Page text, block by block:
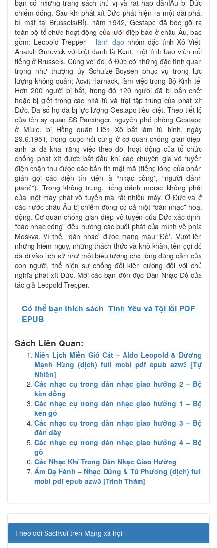
bạn có những trang sách thú vị và rất hấp dẫn!Âu bị Đức
chiếm đóng. Sau khi phát xít Đức phát hiện ra một đài phát
bí mật tại Brussels(Bỉ), năm 1942, Gestapo đã bóc gỡ ra
toàn bộ tổ chức hoạt động của lưới điệp báo ở châu Âu, bao
gồm: Leopold Trepper – lãnh đạo nhóm đặc tình Xô Viết,
Anatoli Gurevick với biệt danh là Kent, một tình báo viên nổi
tiếng ở Brussels. Cùng với đó, ở Đức có những đặc tình quan
trọng như thượng úy Schulze-Boysen phục vụ trong lực
lượng không quân; Acvit Harnack, làm việc trong Bộ Kinh tế.
Hơn 200 người bị bắt, trong đó 120 người đã bị bắn chết
hoặc bị giết trong các nhà tù và trại tập trung của phát xít
Đức. Đa số họ đã bị lực lượng Gestapo tiêu diệt. Theo tiết lộ
của tên sỹ quan SS Panxinger, nguyên phó phòng Gestapo
ở Miule, bị Hồng quân Liên Xô bắt làm tù binh, ngày
29.6.1951, trong cuộc hỏi cung ở cơ quan chống gián điệp,
anh ta đã khai rằng việc theo dõi hoạt động của tổ chức
chống phát xít được bắt đầu khi các chuyên gia vô tuyến
điện chặn thu được các bản tin mật mã (tiếng lóng của phản
gián gọi các điện tín viên là “nhạc công”, “người đánh
pianô”). Trong không trung, tiếng đánh morse không phải
của một máy phát vô tuyến mà rất nhiều máy. Ở Đức và ở
các nước châu Âu bị chiếm đóng có cả một “dàn nhạc” hoạt
động. Cơ quan chống gián điệp vô tuyến của Đức xác định,
“các nhạc công” đều hướng các buổi phát của mình về phía
Moskva. Vì thế, “dàn nhạc” được mang màu “Đỏ”. Vượt lên
những hiểm nguy, những thách thức và khó khăn, tên gọi đó
đã đi vào lịch sử như một biểu tượng cho lòng dũng cảm của
con người, thể hiện sự chống đối kiên cường đối với chủ
nghĩa phát xít Đức. Mời các bạn đón đọc Dàn Nhạc Đỏ của
tác giả Leopold Trepper.
Có thể bạn thích sách Tình Yêu và Tội lỗi PDF
EPUB
Sách Liên Quan:
Niên Lịch Miền Gió Cát – Aldo Leopold & Dương
Mạnh Hùng (dịch) full mobi pdf epub azw3 [Tự
Nhiên]
Các nhạc cụ trong dàn nhạc giao hưởng 2 – Bộ
kèn đồng
Các nhạc cụ trong dàn nhạc giao hưởng 1 – Bộ
kèn gỗ
Các nhạc cụ trong dàn nhạc giao hưởng 3 – Bộ
đàn dây
Các nhạc cụ trong dàn nhạc giao hưởng 4 – Bộ
gõ
Các Nhạc Khí Trong Dàn Nhạc Giao Hưởng
Ám Dạ Hành – Nhạc Dũng & Tú Phương (dịch) full
mobi pdf epub azw3 [Trinh Thám]
Theo dõi Sachvui trên Mạng xã hội